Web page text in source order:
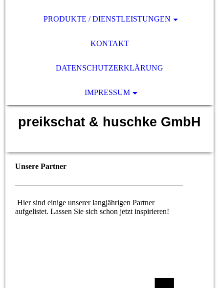
PRODUKTE / DIENSTLEISTUNGEN
KONTAKT
DATENSCHUTZERKLÄRUNG
IMPRESSUM
preikschat & huschke GmbH
Unsere Partner
Hier sind einige unserer langjährigen Partner
aufgelistet. Lassen Sie sich schon jetzt inspirieren!